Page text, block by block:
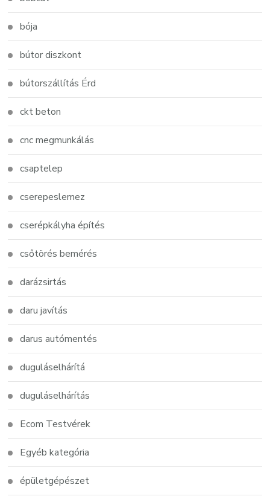
bója
bútor diszkont
bútorszállítás Érd
ckt beton
cnc megmunkálás
csaptelep
cserepeslemez
cserépkályha építés
csőtörés bemérés
darázsirtás
daru javítás
darus autómentés
duguláselhárítá
duguláselhárítás
Ecom Testvérek
Egyéb kategória
épületgépészet